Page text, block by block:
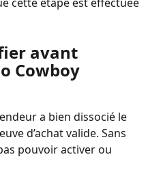
avant
Cowboy
a bien dissocié le
d’achat valide. Sans
pouvoir activer ou